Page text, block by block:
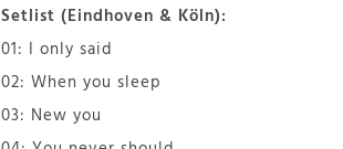
Setlist (Eindhoven & Köln):
01: I only said
02: When you sleep
03: New you